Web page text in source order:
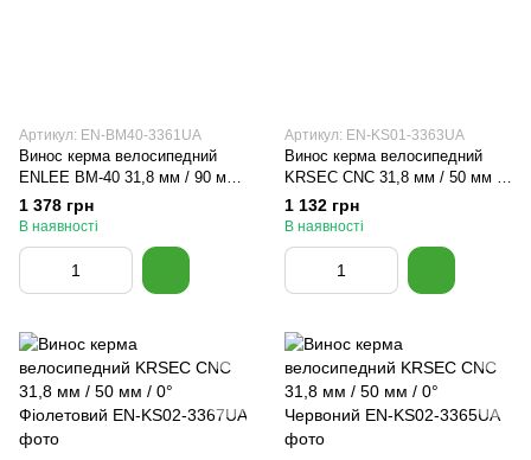
Артикул: EN-BM40-3361UA
Винос керма велосипедний
ENLEE BM-40 31,8 мм / 90 мм /
-20° Чорний
1 378 грн
В наявності
Артикул: EN-KS01-3363UA
Винос керма велосипедний
KRSEC CNC 31,8 мм / 50 мм /
0° Різнокольоровий
1 132 грн
В наявності